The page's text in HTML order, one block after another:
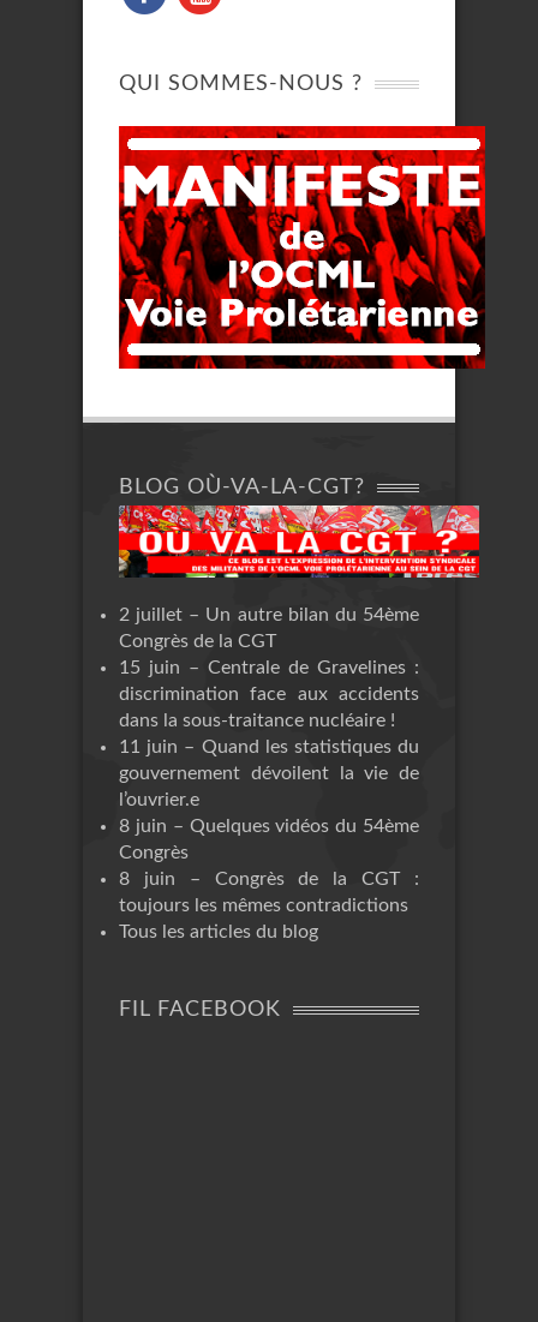
QUI SOMMES-NOUS ?
BLOG OÙ-VA-LA-CGT?
2 juillet – Un autre bilan du 54ème
Congrès de la CGT
15 juin – Centrale de Gravelines :
discrimination face aux accidents
dans la sous-traitance nucléaire !
11 juin – Quand les statistiques du
gouvernement dévoilent la vie de
l’ouvrier.e
8 juin – Quelques vidéos du 54ème
Congrès
8 juin – Congrès de la CGT :
toujours les mêmes contradictions
Tous les articles du blog
FIL FACEBOOK